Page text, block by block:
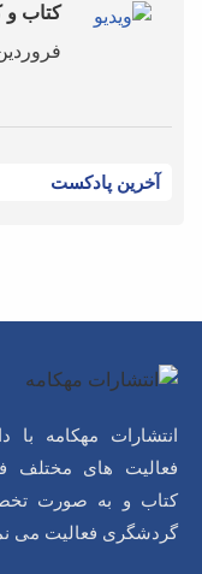
کتاب و
فروردین 7,
آخرین پادکست
انتشارات مهکامه با
فعالیت های مختلف
کتاب و به صورت
گردشگری فعالیت می